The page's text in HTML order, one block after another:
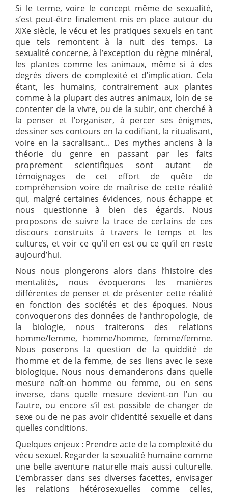
Si le terme, voire le concept même de sexualité,
s’est peut-être finalement mis en place autour du
XIXe siècle, le vécu et les pratiques sexuels en tant
que tels remontent à la nuit des temps. La
sexualité concerne, à l’exception du règne minéral,
les plantes comme les animaux, même si à des
degrés divers de complexité et d’implication. Cela
étant, les humains, contrairement aux plantes
comme à la plupart des autres animaux, loin de se
contenter de la vivre, ou de la subir, ont cherché à
la penser et l’organiser, à percer ses énigmes,
dessiner ses contours en la codifiant, la ritualisant,
voire en la sacralisant... Des mythes anciens à la
théorie du genre en passant par les faits
proprement scientifiques sont autant de
témoignages de cet effort de quête de
compréhension voire de maîtrise de cette réalité
qui, malgré certaines évidences, nous échappe et
nous questionne à bien des égards. Nous
proposons de suivre la trace de certains de ces
discours construits à travers le temps et les
cultures, et voir ce qu’il en est ou ce qu’il en reste
aujourd’hui.
Nous nous plongerons alors dans l’histoire des
mentalités, nous évoquerons les manières
différentes de penser et de présenter cette réalité
en fonction des sociétés et des époques. Nous
convoquerons des données de l’anthropologie, de
la biologie, nous traiterons des relations
homme/femme, homme/homme, femme/femme.
Nous poserons la question de la quiddité de
l’homme et de la femme, de ses liens avec le sexe
biologique. Nous nous demanderons dans quelle
mesure naît-on homme ou femme, ou en sens
inverse, dans quelle mesure devient-on l’un ou
l’autre, ou encore s’il est possible de changer de
sexe ou de ne pas avoir d’identité sexuelle et dans
quelles conditions.
Quelques enjeux : Prendre acte de la complexité du
vécu sexuel. Regarder la sexualité humaine comme
une belle aventure naturelle mais aussi culturelle.
L’embrasser dans ses diverses facettes, envisager
les relations hétérosexuelles comme celles,